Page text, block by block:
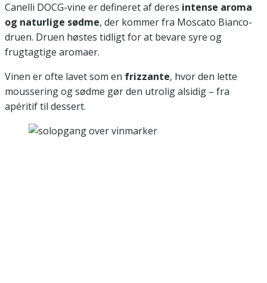
Canelli DOCG-vine er defineret af deres intense aroma
og naturlige sødme, der kommer fra Moscato Bianco-
druen. Druen høstes tidligt for at bevare syre og
frugtagtige aromaer.
Vinen er ofte lavet som en frizzante, hvor den lette
moussering og sødme gør den utrolig alsidig – fra
apéritif til dessert.